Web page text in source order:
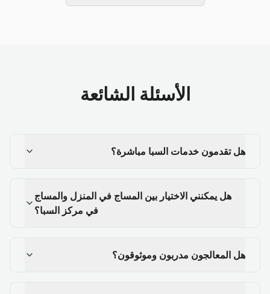
الأسئلة الشائعة
هل تقدمون خدمات السبا مباشرة؟
هل يمكنني الاختيار بين المساج في المنزل والمساج
في مركز السبا؟
هل المعالجون مدربون وموثوقون؟